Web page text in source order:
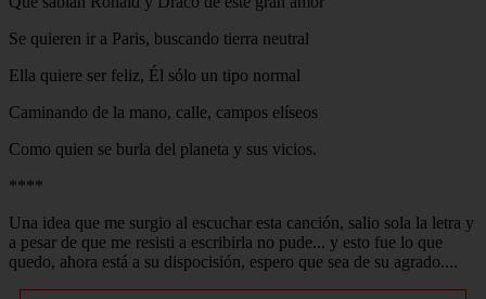
Se quieren ir a Paris, buscando tierra neutral
Ella quiere ser feliz, Él sólo un tipo normal
Caminando de la mano, calle, campos elíseos
Como quien se burla del planeta y sus vicios.
****
Una idea que me surgio al escuchar esta canción, salio sola la letra y
a pesar de que me resisti a escribirla no pude... y esto fue lo que
quedo, ahora está a su dispocisión, espero que sea de su agrado....